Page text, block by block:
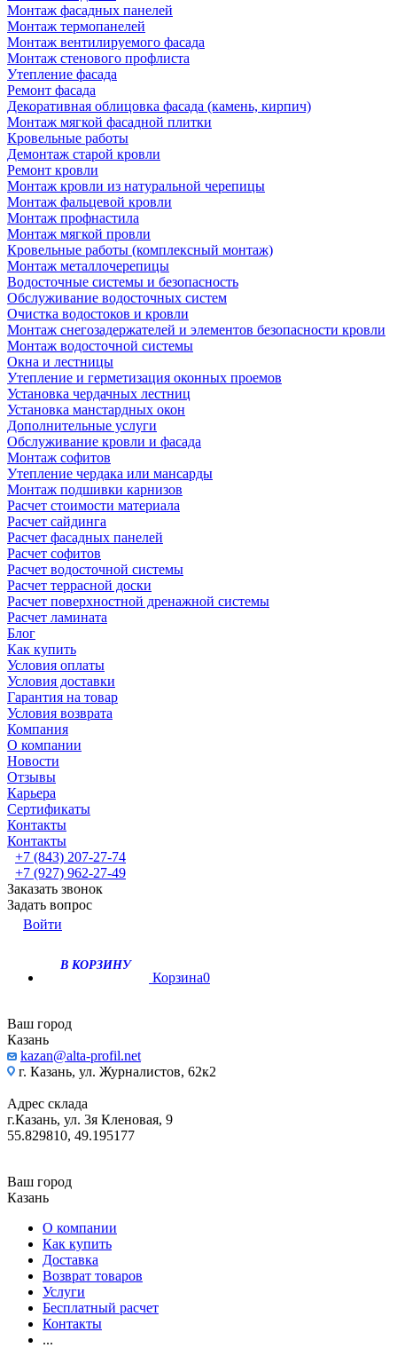
Монтаж фасадных панелей
Монтаж термопанелей
Монтаж вентилируемого фасада
Монтаж стенового профлиста
Утепление фасада
Ремонт фасада
Декоративная облицовка фасада (камень, кирпич)
Монтаж мягкой фасадной плитки
Кровельные работы
Демонтаж старой кровли
Ремонт кровли
Монтаж кровли из натуральной черепицы
Монтаж фальцевой кровли
Монтаж профнастила
Монтаж мягкой провли
Кровельные работы (комплексный монтаж)
Монтаж металлочерепицы
Водосточные системы и безопасность
Обслуживание водосточных систем
Очистка водостоков и кровли
Монтаж снегозадержателей и элементов безопасности кровли
Монтаж водосточной системы
Окна и лестницы
Утепление и герметизация оконных проемов
Установка чердачных лестниц
Установка манстардных окон
Дополнительные услуги
Обслуживание кровли и фасада
Монтаж софитов
Утепление чердака или мансарды
Монтаж подшивки карнизов
Расчет стоимости материала
Расчет сайдинга
Расчет фасадных панелей
Расчет софитов
Расчет водосточной системы
Расчет террасной доски
Расчет поверхностной дренажной системы
Расчет ламината
Блог
Как купить
Условия оплаты
Условия доставки
Гарантия на товар
Условия возврата
Компания
О компании
Новости
Отзывы
Карьера
Сертификаты
Контакты
Контакты
+7 (843) 207-27-74
+7 (927) 962-27-49
Заказать звонок
Задать вопрос
Войти
В КОРЗИНУ
Корзина0
Ваш город
Казань
kazan@alta-profil.net
г. Казань, ул. Журналистов, 62к2
Адрес склада
г.Казань, ул. 3я Кленовая, 9
55.829810, 49.195177
Ваш город
Казань
О компании
Как купить
Доставка
Возврат товаров
Услуги
Бесплатный расчет
Контакты
...